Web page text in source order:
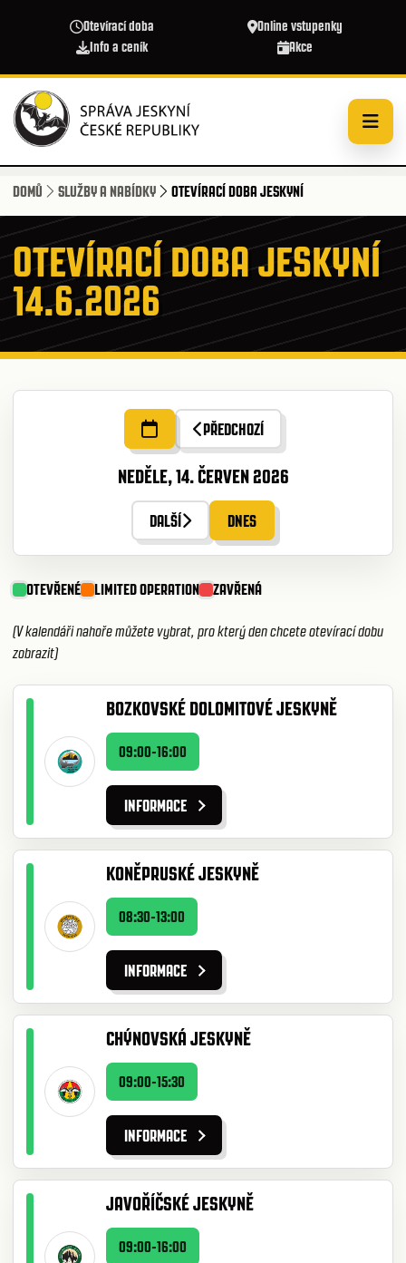
Otevírací doba
Online vstupenky
Info a ceník
Akce
DOMŮ SLUŽBY A NABÍDKY OTEVÍRACÍ DOBA JESKYNÍ
OTEVÍRACÍ DOBA JESKYNÍ
14.6.2026
PŘEDCHOZÍ
NEDĚLE, 14. ČERVEN 2026
DALŠÍ DNES
OTEVŘENÉ LIMITED OPERATION ZAVŘENÁ
(V kalendáři nahoře můžete vybrat, pro který den chcete otevírací dobu
zobrazit)
BOZKOVSKÉ DOLOMITOVÉ JESKYNĚ
09:00-16:00
INFORMACE
KONĚPRUSKÉ JESKYNĚ
08:30-13:00
INFORMACE
CHÝNOVSKÁ JESKYNĚ
09:00-15:30
INFORMACE
JAVOŘÍČSKÉ JESKYNĚ
09:00-16:00